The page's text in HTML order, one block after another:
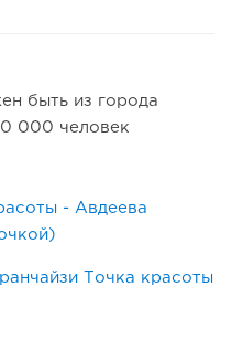
франшиз общепита для
быть из города
000 человек
- Авдеева
Точка красоты